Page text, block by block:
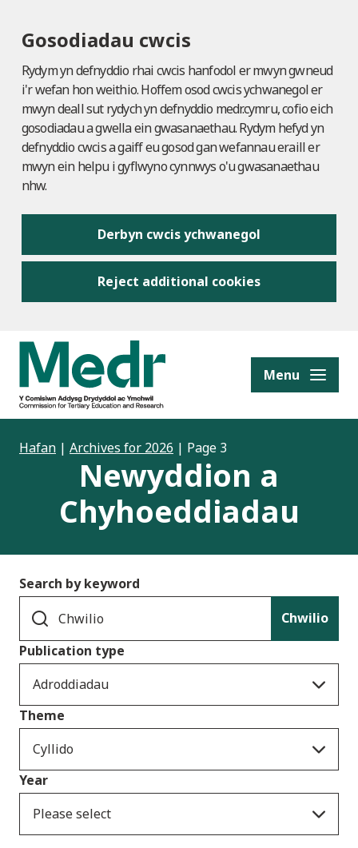
Gosodiadau cwcis
Rydym yn defnyddio rhai cwcis hanfodol er mwyn gwneud
i'r wefan hon weithio. Hoffem osod cwcis ychwanegol er
mwyn deall sut rydych yn defnyddio medr.cymru, cofio eich
gosodiadau a gwella ein gwasanaethau. Rydym hefyd yn
defnyddio cwcis a gaiff eu gosod gan wefannau eraill er
mwyn ein helpu i gyflwyno cynnwys o'u gwasanaethau
nhw.
Derbyn cwcis ychwanegol
Reject additional cookies
content Menu
Hafan | Archives for 2026 | Page 3
Newyddion a
Chyhoeddiadau
Search by keyword
Chwilio
Publication type
Adroddiadau
Theme
Cyllido
Year
Please select